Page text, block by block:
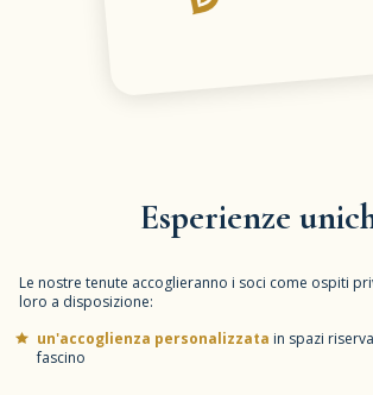
Esperienze
Le nostre tenute accoglieranno i soci come ospiti
loro a disposizione:
un'accoglienza personalizzata in spazi
fascino